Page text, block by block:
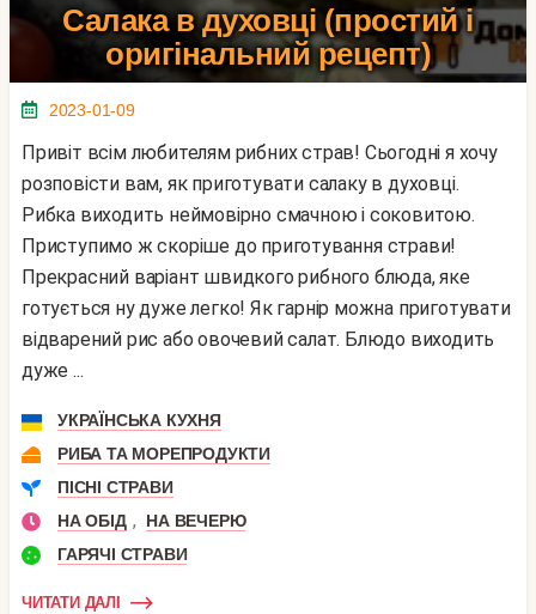
Салака в духовці (простий і
оригінальний рецепт)
2023-01-09
Привіт всім любителям рибних страв! Сьогодні я хочу
розповісти вам, як приготувати салаку в духовці.
Рибка виходить неймовірно смачною і соковитою.
Приступимо ж скоріше до приготування страви!
Прекрасний варіант швидкого рибного блюда, яке
готується ну дуже легко! Як гарнір можна приготувати
відварений рис або овочевий салат. Блюдо виходить
дуже ...
УКРАЇНСЬКА КУХНЯ
РИБА ТА МОРЕПРОДУКТИ
ПІСНІ СТРАВИ
НА ОБІД ,
НА ВЕЧЕРЮ
ГАРЯЧІ СТРАВИ
ЧИТАТИ ДАЛІ